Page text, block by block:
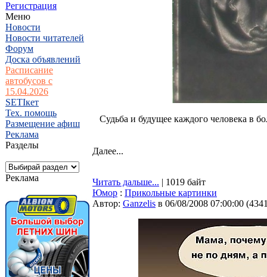
Регистрация
Меню
Новости
Новости читателей
Форум
Доска объявлений
Расписание
автобусов с
15.04.2026
SETIкет
Тех. помощь
Размещение афиш
Реклама
Разделы
Реклама
Судьба и будущее каждого человека в
Далее...
Читать дальше... | 1019 байт
Юмор : Прикольные картинки
Автор: Ganzelis в 06/08/2008 07:00:00 (